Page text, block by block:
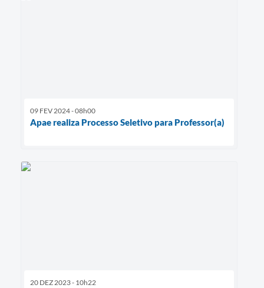
09 FEV 2024 - 08h00
Apae realiza Processo Seletivo para Professor(a)
20 DEZ 2023 - 10h22